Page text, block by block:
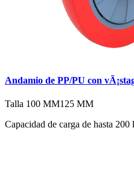
Andamio de PP/PU con
Talla 100 MM125 MM
Capacidad de carga de hasta 200